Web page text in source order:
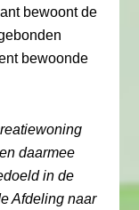
bewoont de
bewoonde
daarmee
in de
Afdeling naar